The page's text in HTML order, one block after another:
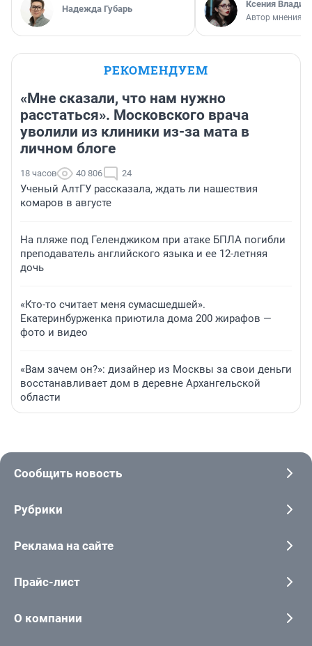
Надежда Губарь Ксения
Автор мнения
РЕКОМЕНДУЕМ
«Мне сказали, что нам нужно
расстаться». Московского врача
уволили из клиники из-за мата в
личном блоге
18 часов 40 806 24
Ученый АлтГУ рассказала, ждать ли нашествия
комаров в августе
На пляже под Геленджиком при атаке БПЛА погибли
преподаватель английского языка и ее 12-летняя
дочь
«Кто-то считает меня сумасшедшей».
Екатеринбурженка приютила дома 200 жирафов —
фото и видео
«Вам зачем он?»: дизайнер из Москвы за свои деньги
восстанавливает дом в деревне Архангельской
области
Сообщить новость
Рубрики
Реклама на сайте
Прайс-лист
О компании